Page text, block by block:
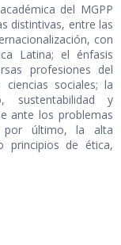
del MGPP
distintivas, entre las
con
Latina; el énfasis
profesiones del
sociales; la
sustentabilidad y
ante los problemas
por último, la alta
principios de ética,